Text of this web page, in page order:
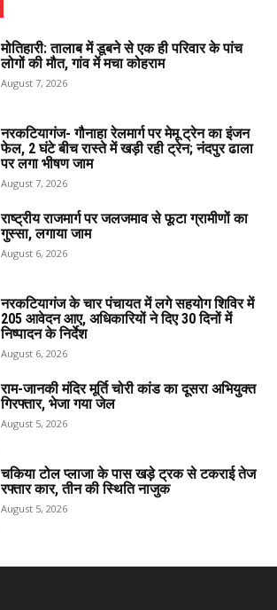
मोतिहारी: तालाब में डूबने से एक ही परिवार के पांच
लोगों की मौत, गांव में मचा कोहराम
August 7, 2026
नरकटियागंज- गौनाहा रेलमार्ग पर मेमू ट्रेन का इंजन
फेल, 2 घंटे बीच रास्ते में खड़ी रही ट्रेन; नंदपुर ढाला
पर लगा भीषण जाम
August 7, 2026
राष्ट्रीय राजमार्ग पर जलजमाव से फूटा ग्रामीणों का
गुस्सा, लगाया जाम
August 6, 2026
नरकटियागंज के चार पंचायत में लगे सहयोग शिविर में
205 आवेदन आए, अधिकारियों ने दिए 30 दिनों में
निष्पादन के निर्देश
August 6, 2026
राम-जानकी मंदिर मूर्ति चोरी कांड का दूसरा अभियुक्त
गिरफ्तार, भेजा गया जेल
August 5, 2026
चकिया टोल प्लाजा के पास खड़े ट्रक से टकराई तेज
रफ्तार कार, तीन की स्थिति नाजुक
August 5, 2026